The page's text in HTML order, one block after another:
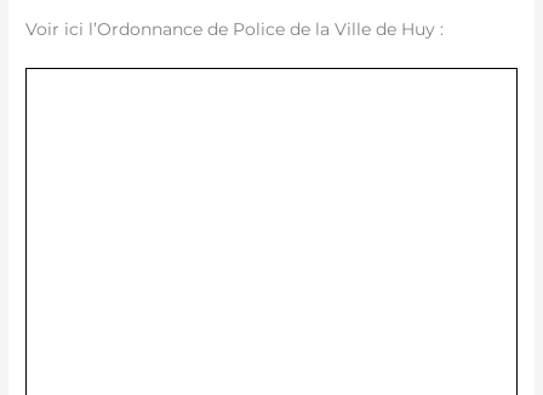
Voir ici l’Ordonnance de Police de la Ville de Huy :